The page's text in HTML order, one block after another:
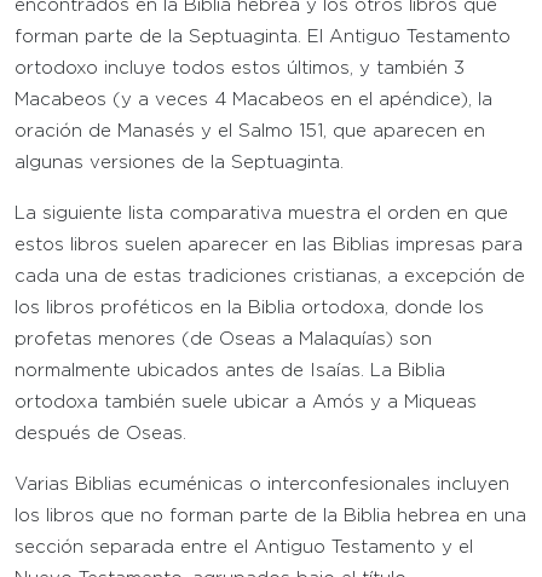
encontrados en la Biblia hebrea y los otros libros que
forman parte de la Septuaginta. El Antiguo Testamento
ortodoxo incluye todos estos últimos, y también 3
Macabeos (y a veces 4 Macabeos en el apéndice), la
oración de Manasés y el Salmo 151, que aparecen en
algunas versiones de la Septuaginta.
La siguiente lista comparativa muestra el orden en que
estos libros suelen aparecer en las Biblias impresas para
cada una de estas tradiciones cristianas, a excepción de
los libros proféticos en la Biblia ortodoxa, donde los
profetas menores (de Oseas a Malaquías) son
normalmente ubicados antes de Isaías. La Biblia
ortodoxa también suele ubicar a Amós y a Miqueas
después de Oseas.
Varias Biblias ecuménicas o interconfesionales incluyen
los libros que no forman parte de la Biblia hebrea en una
sección separada entre el Antiguo Testamento y el